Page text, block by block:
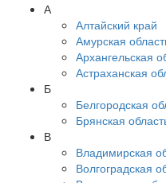
А
Алтайский край
Амурская
Архангельская
Астраханская
Б
Белгородская
Брянская
В
Владимирская
Волгоградская